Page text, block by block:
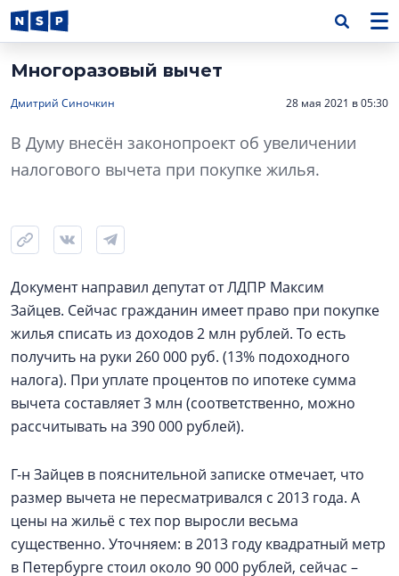
Многоразовый вычет
Дмитрий Синочкин 28 мая 2021 в 05:30
В Думу внесён законопроект об увеличении
налогового вычета при покупке жилья.
Документ направил депутат от ЛДПР Максим
Зайцев. Сейчас гражданин имеет право при покупке
жилья списать из доходов 2 млн рублей. То есть
получить на руки 260 000 руб. (13% подоходного
налога). При уплате процентов по ипотеке сумма
вычета составляет 3 млн (соответственно, можно
рассчитывать на 390 000 рублей).
Г-н Зайцев в пояснительной записке отмечает, что
размер вычета не пересматривался с 2013 года. А
цены на жильё с тех пор выросли весьма
существенно. Уточняем: в 2013 году квадратный метр
в Петербурге стоил около 90 000 рублей, сейчас –